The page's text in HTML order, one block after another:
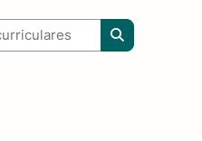
Procurar